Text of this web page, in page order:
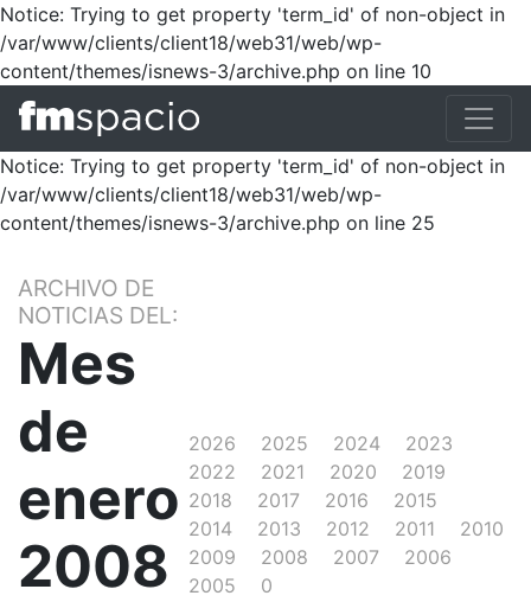
Notice: Trying to get property 'term_id' of non-object in
/var/www/clients/client18/web31/web/wp-
content/themes/isnews-3/archive.php on line 10
Notice: Trying to get property 'term_id' of non-object in
/var/www/clients/client18/web31/web/wp-
content/themes/isnews-3/archive.php on line 25
ARCHIVO DE
NOTICIAS DEL:
Mes
de
enero
2008
2026 2025 2024
2023
2022
2021 2020
2019
2018
2017 2016
2015
2014
2013 2012 2011
2010
2009
2008 2007
2006
2005
0